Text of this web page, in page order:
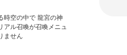
時空の中で 龍宮の神
アル召喚が召喚メニュ
ません